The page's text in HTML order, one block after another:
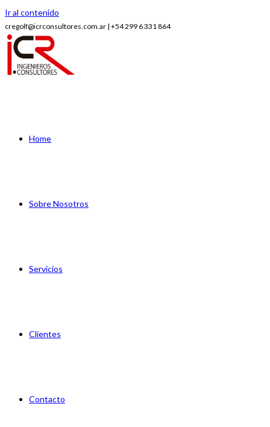
Ir al contenido
cregolf@icrconsultores.com.ar | +54 299 6 331 864
Home
Sobre Nosotros
Servicios
Clientes
Contacto